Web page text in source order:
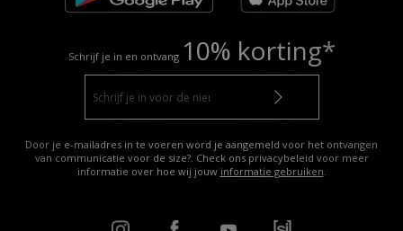
Schrijf je in en ontvang 10% korting*
Door je e-mailadres in te voeren word je aangemeld voor het ontvangen
van communicatie voor de size?. Check ons privacybeleid voor meer
informatie over hoe wij jouw informatie gebruiken.